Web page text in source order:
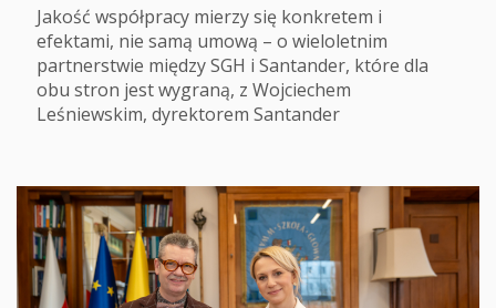
Jakość współpracy mierzy się konkretem i
efektami, nie samą umową – o wieloletnim
partnerstwie między SGH i Santander, które dla
obu stron jest wygraną, z Wojciechem
Leśniewskim, dyrektorem Santander